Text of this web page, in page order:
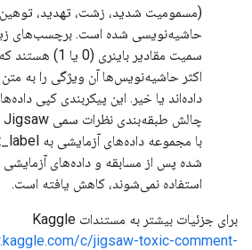
(مسمومیت شدید، زشت، تهدید،
حاشیه‌نویسی شده است. برچسب‌های
سمیت مقادیر باینری
اکثر حاشیه‌نویس‌ها آن ویژگی را به
داده‌اند یا خیر. این پیکربندی کپی
شده پس از مسابقه و داده‌های آزمایشی
استفاده نمی‌شوند، کاهش یافته است.
برای جزئیات بیشتر به مستندات Kaggle
c/jigsaw-toxic-comment-